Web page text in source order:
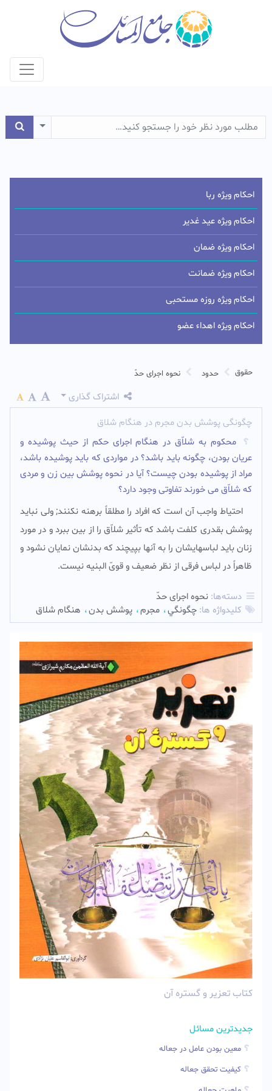
حقوق حدود نحوه اجرای حدّ
اشتراک گذاری
چگونگی پوشش بدن مجرم در هنگام شلاق
محکوم به شلاّق در هنگام اجراى حکم از حیث پوشیده و
عریان بودن، چگونه باید باشد؟ در مواردى که باید پوشیده باشد،
مراد از پوشیده بودن چیست؟ آیا در نحوه پوشش بین زن و مردی
که شلاّق مى خورند تفاوتی وجود دارد؟
احتیاط واجب آن است که افراد را مطلقاً برهنه نکنند; ولى نباید
پوشش بقدرى کلفت باشد که تأثیر شلاّق را از بین ببرد و در مورد
زنان باید لباسهایشان را به آنها بپیچند که بدنشان نمایان نشود و
ظاهراً در لباس فرقى از نظر ضعیف و قوىّ البنیه نیست.‌
دسته‌ها: نحوه اجرای حدّ
کلیدواژه ها: چگونگي مجرم پوشش بدن هنگام شلاق
کتاب تعزیر و گستره آن
جدیدترین مسائل
معین بودن عامل در جعاله
کیفیت تحقق جعاله
احکام ویژه ربا
احکام ویژه عید غدیر
احکام ویژه ضمان
احکام ویژه ضمانت
احکام ویژه روزه مستحبی
احکام ویژه اهداء عضو